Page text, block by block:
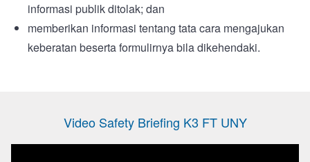
informasi publik ditolak; dan
memberikan informasi tentang tata cara mengajukan
keberatan beserta formulirnya bila dikehendaki.
Video Safety Briefing K3 FT UNY